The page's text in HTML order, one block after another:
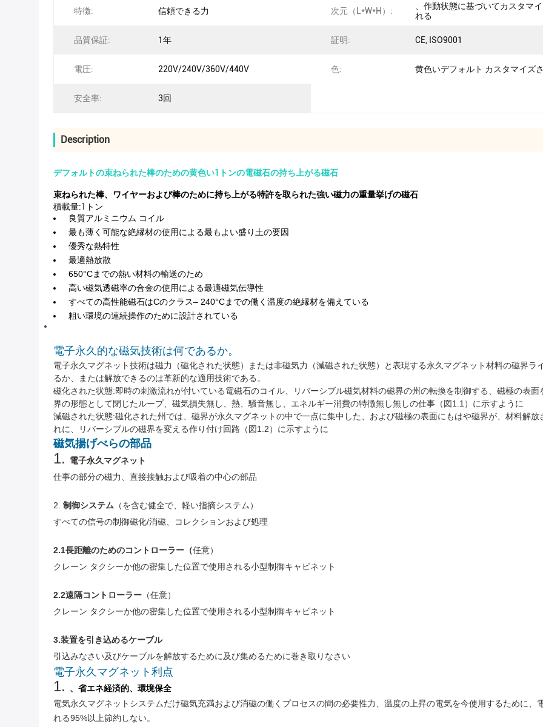
特徴: 信頼できる力 次元（L*W*H）:
、作動状態に基づいてカスタマ
れる
品質保証: 1年 証明: CE, ISO9001
電圧: 220V/240V/360V/440V 色: 黄色いデフォルト カスタマイズ
安全率: 3回
Description
デフォルトの束ねられた棒のための黄色い1トンの電磁石の持ち上がる磁石
束ねられた棒、ワイヤーおよび棒のために持ち上がる特許を取られた強い磁力の重量挙げの磁石
積載量:1トン
良質アルミニウム コイル
最も薄く可能な絶縁材の使用による最もよい盛り土の要因
優秀な熱特性
最適熱放散
650°Cまでの熱い材料の輸送のため
高い磁気透磁率の合金の使用による最適磁気伝導性
すべての高性能磁石はCのクラス– 240°Cまでの働く温度の絶縁材を備えている
粗い環境の連続操作のために設計されている
電子永久的な磁気技術は何であるか。
電子永久マグネット技術は磁力（磁化された状態）または非磁気力（減磁された状態）と表現する永久マグネット材料の磁界
るか、または解放できるのは革新的な適用技術である。
磁化された状態:即時の刺激流れが付いている電磁石のコイル、リバーシブル磁気材料の磁界の州の転換を制御する、磁極の表
界の形態として閉じたループ、磁気損失無し、熱、騒音無し、エネルギー消費の特徴無し無しの仕事（図1.1）に示すように
減磁された状態:磁化された州では、磁界が永久マグネットの中で一点に集中した、および磁極の表面にもはや磁界が、材料解
れに、リバーシブルの磁界を変える作り付け回路（図1.2）に示すように
磁気揚げべらの部品
1.
電子永久マグネット
仕事の部分の磁力、直接接触および吸着の中心の部品
2. 制御システム （を含む健全で、軽い指摘システム）
すべての信号の制御磁化/消磁、コレクションおよび処理
2.1長距離のためのコントローラー（任意）
クレーン タクシーか他の密集した位置で使用される小型制御キャビネット
2.2遠隔コントローラー （任意）
クレーン タクシーか他の密集した位置で使用される小型制御キャビネット
3.装置を引き込めるケーブル
引込みなさい及びケーブルを解放するために及び集めるために巻き取りなさい
電子永久マグネット利点
1.
、省エネ経済的、環境保全
電気永久マグネットシステムだけ磁気充満および消磁の働くプロセスの間の必要性力、温度の上昇の電気を今使用するために
れる95%以上節約しない。